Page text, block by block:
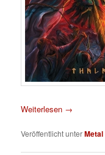
Weiterlesen →
Veröffentlicht unterMetal